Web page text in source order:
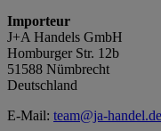
Importeur
J+A Handels GmbH
Homburger Str. 12b
51588 Nümbrecht
Deutschland
E-Mail: team@ja-handel.de